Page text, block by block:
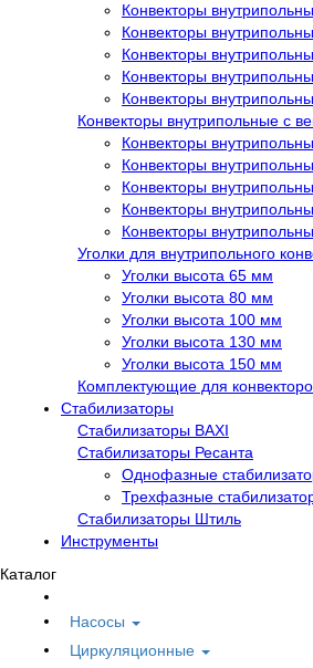
Конвекторы
Конвекторы
Конвекторы
Конвекторы
Конвекторы
Конвекторы внутрипольные с
Конвекторы
Конвекторы
Конвекторы
Конвекторы
Конвекторы
Уголки для внутрипольного
Уголки высота 65 мм
Уголки высота 80 мм
Уголки высота 100 мм
Уголки высота 130 мм
Уголки высота 150 мм
Комплектующие для
Стабилизаторы
Стабилизаторы BAXI
Стабилизаторы Ресанта
Однофазные
Трехфазные
Стабилизаторы Штиль
Инструменты
Каталог
Насосы
Циркуляционные